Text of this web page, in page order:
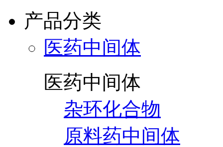
产品分类
医药中间体
医药中间体
杂环化合物
原料药中间体